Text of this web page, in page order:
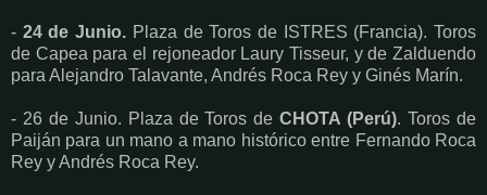
- 24 de Junio. Plaza de Toros de ISTRES (Francia). Toros
de Capea para el rejoneador Laury Tisseur, y de Zalduendo
para Alejandro Talavante, Andrés Roca Rey y Ginés Marín.
- 26 de Junio. Plaza de Toros deCHOTA (Perú). Toros de
Paiján para un mano a mano histórico entre Fernando Roca
Rey y Andrés Roca Rey.